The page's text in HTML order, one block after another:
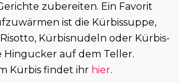
zubereiten. Ein Favorit
ist die Kürbissuppe,
Kürbisnudeln oder Kürbis-
Hingucker auf dem Teller.
Kürbis findet ihr hier.